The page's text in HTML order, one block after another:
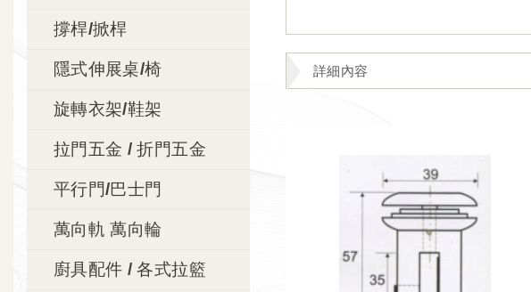
撐桿/掀桿
隱式伸展桌/椅
旋轉衣架/鞋架
拉門五金 / 折門五金
平行門/巴士門
萬向軌 萬向輪
廚具配件 / 各式拉籃
詳細內容